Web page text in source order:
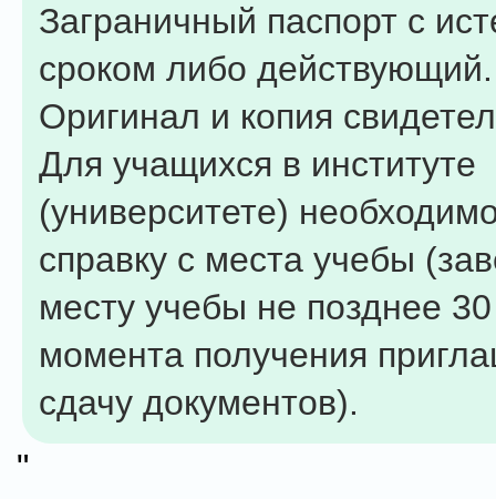
Заграничный паспорт с
сроком либо
Оригинал и копия
Для учащихся в институте
(университете)
справку с места учебы
месту учебы не позднее
момента получения
сдачу документов).
"